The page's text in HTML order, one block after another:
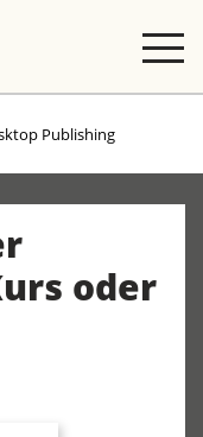
Publishing
oder